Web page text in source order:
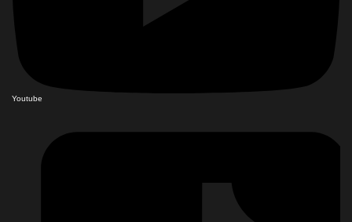
Youtube